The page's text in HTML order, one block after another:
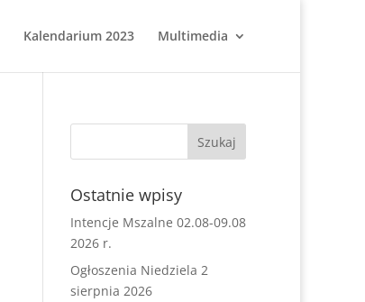
Kalendarium 2023 Multimedia
Ostatnie wpisy
Intencje Mszalne 02.08-09.08
2026 r.
Ogłoszenia Niedziela 2
sierpnia 2026